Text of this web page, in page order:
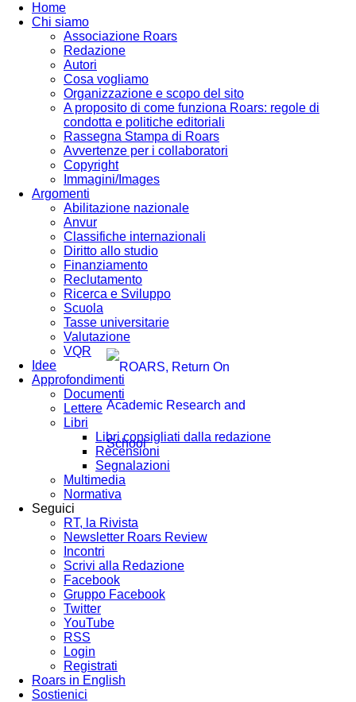
Home
Chi siamo
Associazione Roars
Redazione
Autori
Cosa vogliamo
Organizzazione e scopo del sito
A proposito di come funziona Roars: regole di
condotta e politiche editoriali
Rassegna Stampa di Roars
Avvertenze per i collaboratori
Copyright
Immagini/Images
Argomenti
Abilitazione nazionale
Anvur
Classifiche internazionali
Diritto allo studio
Finanziamento
Reclutamento
Ricerca e Sviluppo
Scuola
Tasse universitarie
Valutazione
VQR
Idee
Approfondimenti
Documenti
Lettere
Libri
Libri consigliati dalla redazione
Recensioni
Segnalazioni
Multimedia
Normativa
Seguici
RT, la Rivista
Newsletter Roars Review
Incontri
Scrivi alla Redazione
Facebook
Gruppo Facebook
Twitter
YouTube
RSS
Login
Registrati
Roars in English
Sostienici